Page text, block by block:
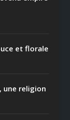
et florale
une religion